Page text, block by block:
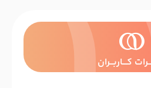
کــــاربـــران